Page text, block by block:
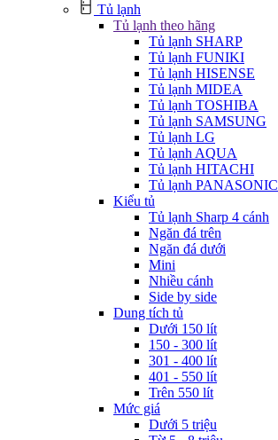
Tủ lạnh
Tủ lạnh theo hãng
Tủ lạnh SHARP
Tủ lạnh FUNIKI
Tủ lạnh HISENSE
Tủ lạnh MIDEA
Tủ lạnh TOSHIBA
Tủ lạnh SAMSUNG
Tủ lạnh LG
Tủ lạnh AQUA
Tủ lạnh HITACHI
Tủ lạnh PANASONIC
Kiểu tủ
Tủ lạnh Sharp 4 cánh
Ngăn đá trên
Ngăn đá dưới
Mini
Nhiều cánh
Side by side
Dung tích tủ
Dưới 150 lít
150 - 300 lít
301 - 400 lít
401 - 550 lít
Trên 550 lít
Mức giá
Dưới 5 triệu